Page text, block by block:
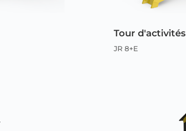
Tour d'activités
JR 8+E